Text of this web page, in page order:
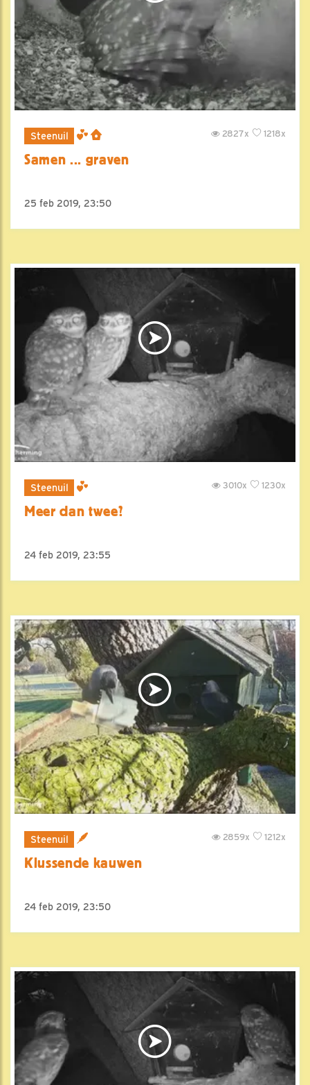
Steenuil 1218x
2827x
Samen ... graven
25 feb 2019, 23:50
Steenuil 1230x
3010x
Meer dan twee?
24 feb 2019, 23:55
Steenuil 1212x
2859x
Klussende kauwen
24 feb 2019, 23:50